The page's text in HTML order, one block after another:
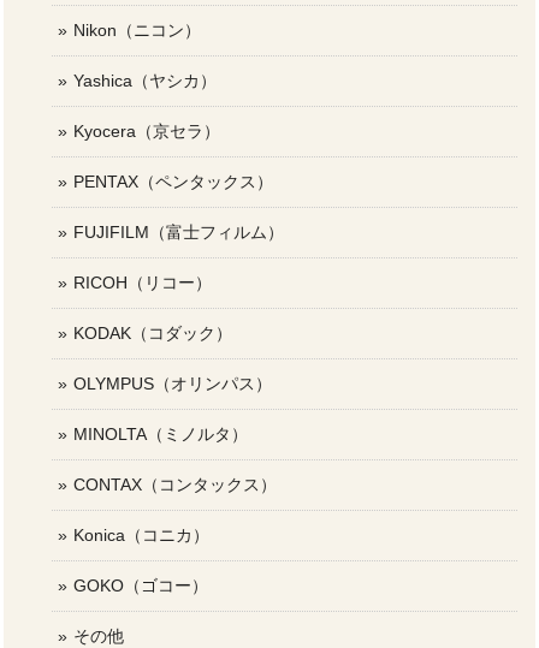
Nikon（ニコン）
Yashica（ヤシカ）
Kyocera（京セラ）
PENTAX（ペンタックス）
FUJIFILM（富士フィルム）
RICOH（リコー）
KODAK（コダック）
OLYMPUS（オリンパス）
MINOLTA（ミノルタ）
CONTAX（コンタックス）
Konica（コニカ）
GOKO（ゴコー）
その他